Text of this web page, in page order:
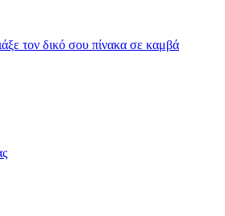
τον δικό σου πίνακα σε καμβά